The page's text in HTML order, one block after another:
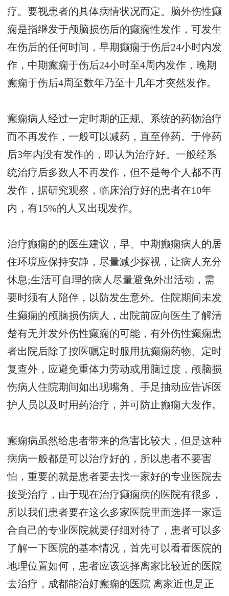
疗。要视患者的具体病情状况而定。脑外伤性癫
痫是指继发于颅脑损伤后的癫痫性发作，可发生
在伤后的任何时间，早期癫痫于伤后24小时内发
作，中期癫痫于伤后24小时至4周内发作，晚期
癫痫于伤后4周至数年乃至十几年才突然发作。
癫痫病人经过一定时期的正规、系统的药物治疗
而不再发作，一般可以减药，直至停药。于停药
后3年内没有发作的，即认为治疗好。一般经系
统治疗后多数人不再发作，但不是每个人都不再
发作，据研究观察，临床治疗好的患者在10年
内，有15%的人又出现发作。
治疗癫痫的的医生建议，早、中期癫痫病人的居
住环境应保持安静，尽量减少探视，让病人充分
休息;生活可自理的病人尽量避免外出活动，需
要时须有人陪伴，以防发生意外。住院期间未发
生癫痫的颅脑损伤病人，出院前应向医生了解清
楚有无并发外伤性癫痫的可能，有外伤性癫痫患
者出院后除了按医嘱定时服用抗癫痫药物、定时
复查外，应避免重体力劳动或用脑过度，颅脑损
伤病人住院期间如出现嘴角、手足抽动应告诉医
护人员以及时用药治疗，并可防止癫痫大发作。
癫痫病虽然给患者带来的危害比较大，但是这种
病病一般都是可以治疗好的，所以患者不要害
怕，重要的就是患者要去找一家好的专业医院去
接受治疗，由于现在治疗癫痫病的医院有很多，
所以我们患者要在这么多家医院里面选择一家适
合自己的专业医院就要仔细对待了，患者可以多
了解一下医院的基本情况，首先可以看看医院的
地理位置如何，患者应该选择离家比较近的医院
去治疗， 成都能治好癫痫的医院 离家近也是正